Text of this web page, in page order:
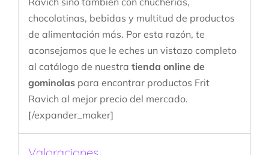
chocolatinas, bebidas y multitud de productos
de alimentación más. Por esta razón, te
aconsejamos que le eches un vistazo completo
al catálogo de nuestra tienda online de
gominolas para encontrar productos Frit
Ravich al mejor precio del mercado.
[/expander_maker]